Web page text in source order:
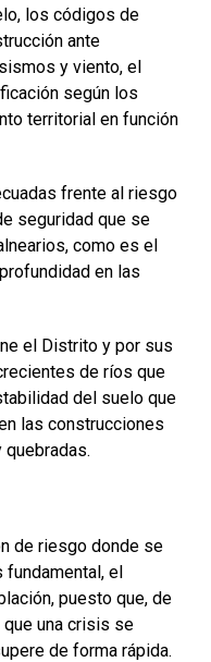
los códigos de
ante
y viento, el
según los
territorial en función
frente al riesgo
seguridad que se
como es el
en las
el Distrito y por sus
de ríos que
del suelo que
las construcciones
de riesgo donde se
fundamental, el
puesto que, de
una crisis se
de forma rápida.